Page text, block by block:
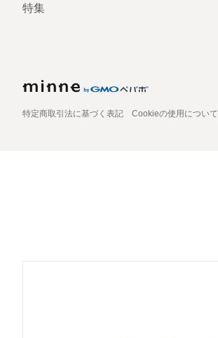
特集
特定商取引法に基づく表記 Cookieの使用について